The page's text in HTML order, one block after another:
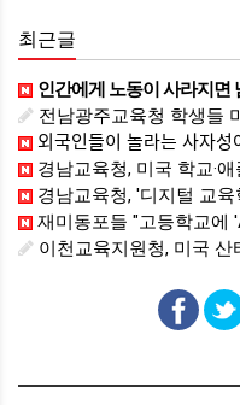
최근글
인간에게 노동이 사라지면
전남광주교육청 학생들 미국 동부서
외국인들이 놀라는
경남교육청, 미국 학교·애플파크서 AI
경남교육청, '디지털 교육혁신' 유
재미동포들 "고등학교에 'AP 한
이천교육지원청, 미국 산타클라라와 국제교육교류 파